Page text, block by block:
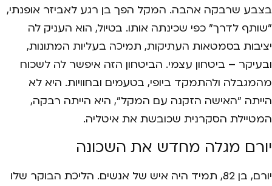
בצבע שרבקה אהבה. המקל הפך בן רגע לאביזר אופנתי,
"שותף לדרך" כפי שכינתה אותו. בטיול, הוא העניק לה
יציבות בסמטאות העתיקות, תמיכה בעליות המתונות,
ובעיקר – ביטחון עצמי. הביטחון הזה איפשר לה לשכוח
מהמגבלה ולהתמקד ביופי, בטעמים ובחוויות. היא לא
הייתה "האישה הזקנה עם המקל", היא הייתה רבקה,
המטיילת הסקרנית שכובשת את איטליה.
יורם מגלה מחדש את השכונה
יורם, בן 82, תמיד היה איש של אנשים. הליכת הבוקר שלו